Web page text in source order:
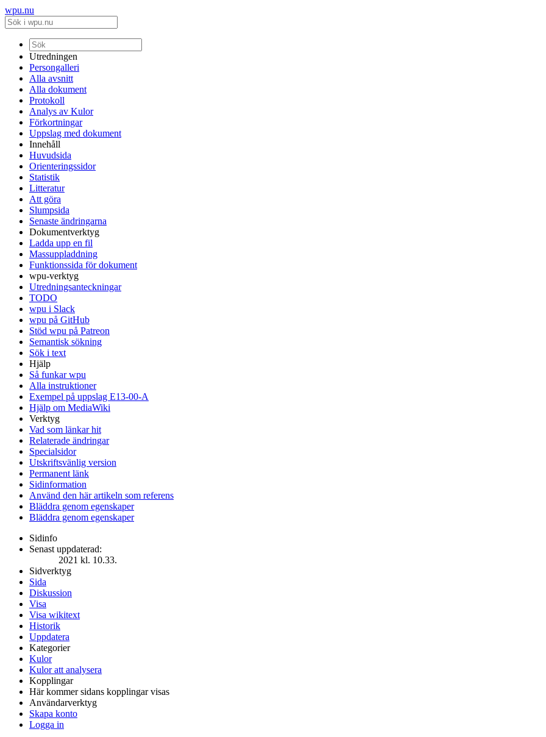
wpu.nu
Utredningen
Persongalleri
Alla avsnitt
Alla dokument
Protokoll
Analys av Kulor
Förkortningar
Uppslag med dokument
Innehåll
Huvudsida
Orienteringssidor
Statistik
Litteratur
Att göra
Slumpsida
Senaste ändringarna
Dokumentverktyg
Ladda upp en fil
Massuppladdning
Funktionssida för dokument
wpu-verktyg
Utredningsanteckningar
TODO
wpu i Slack
wpu på GitHub
Stöd wpu på Patreon
Semantisk sökning
Sök i text
Hjälp
Så funkar wpu
Alla instruktioner
Exempel på uppslag E13-00-A
Hjälp om MediaWiki
Verktyg
Vad som länkar hit
Relaterade ändringar
Specialsidor
Utskriftsvänlig version
Permanent länk
Sidinformation
Använd den här artikeln som referens
Bläddra genom egenskaper
Bläddra genom egenskaper
Sidinfo
Senast uppdaterad:
2021 kl. 10.33.
Sidverktyg
Sida
Diskussion
Visa
Visa wikitext
Historik
Uppdatera
Kategorier
Kulor
Kulor att analysera
Kopplingar
Här kommer sidans kopplingar visas
Användarverktyg
Skapa konto
Logga in